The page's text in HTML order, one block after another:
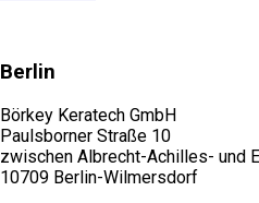
Berlin
Börkey Keratech GmbH
Paulsborner Straße 10
zwischen Albrecht-Achilles- und
10709 Berlin-Wilmersdorf